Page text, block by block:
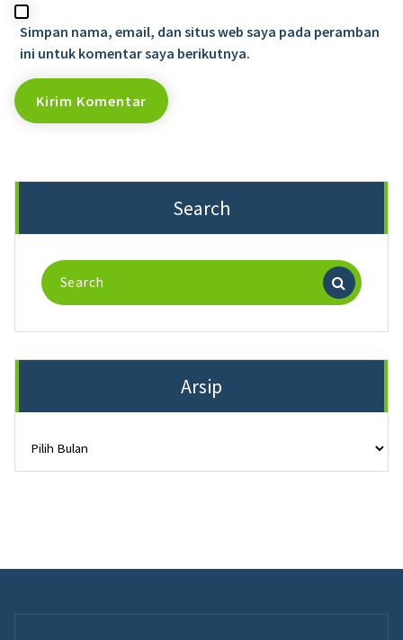
Simpan nama, email, dan situs web saya pada peramban
ini untuk komentar saya berikutnya.
Search
Search
for:
Arsip